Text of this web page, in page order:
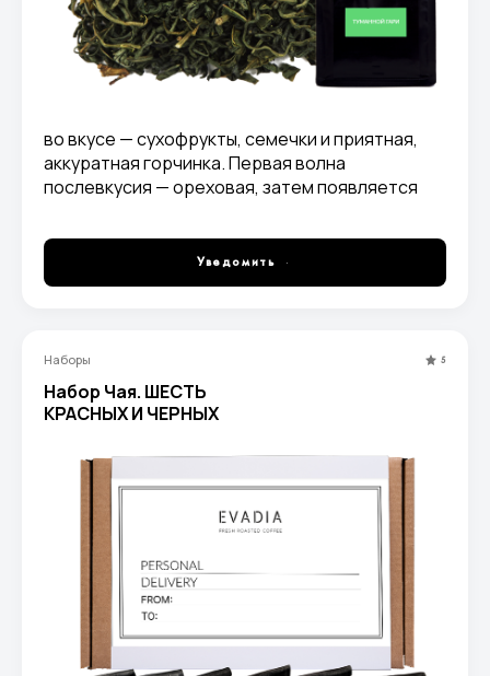
во вкусе — сухофрукты, семечки и приятная,
аккуратная горчинка. Первая волна
послевкусия — ореховая, затем появляется
Уведомить
Наборы 5
Набор Чая. ШЕСТЬ
КРАСНЫХ И ЧЕРНЫХ